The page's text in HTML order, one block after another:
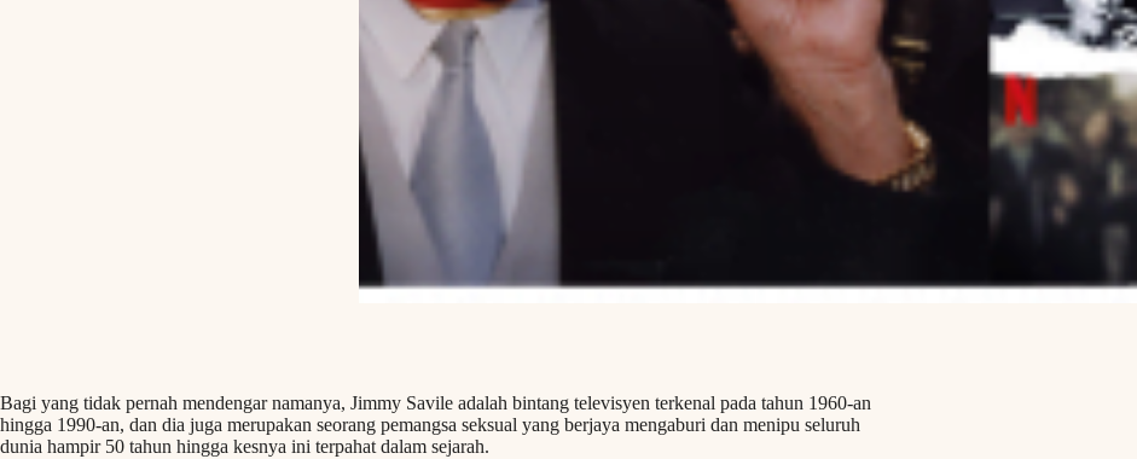
Bagi yang tidak pernah mendengar namanya, Jimmy Savile adalah bintang televisyen terkenal pada tahun 1960-an
hingga 1990-an, dan dia juga merupakan seorang pemangsa seksual yang berjaya mengaburi dan menipu seluruh
dunia hampir 50 tahun hingga kesnya ini terpahat dalam sejarah.